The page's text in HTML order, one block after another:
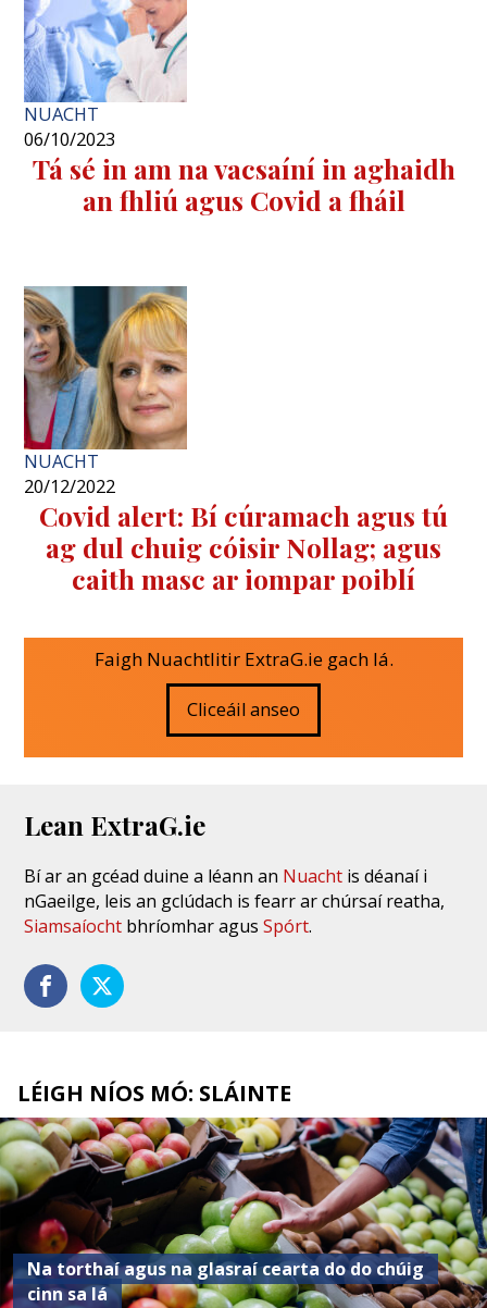
NUACHT
06/10/2023
Tá sé in am na vacsaíní in aghaidh
an fhliú agus Covid a fháil
NUACHT
20/12/2022
Covid alert: Bí cúramach agus tú
ag dul chuig cóisir Nollag; agus
caith masc ar iompar poiblí
Faigh Nuachtlitir ExtraG.ie gach lá.
Cliceáil anseo
Lean ExtraG.ie
Bí ar an gcéad duine a léann an Nuacht is déanaí i
nGaeilge, leis an gclúdach is fearr ar chúrsaí reatha,
Siamsaíocht bhríomhar agusSpórt.
LÉIGH NÍOS MÓ: SLÁINTE
Na torthaí agus na glasraí cearta do do chúig
cinn sa lá